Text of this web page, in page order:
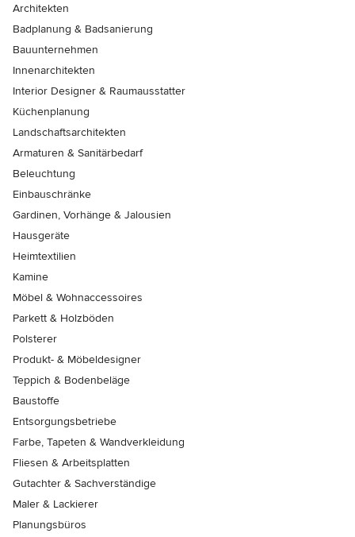
Architekten
Badplanung & Badsanierung
Bauunternehmen
Innenarchitekten
Interior Designer & Raumausstatter
Küchenplanung
Landschaftsarchitekten
Armaturen & Sanitärbedarf
Beleuchtung
Einbauschränke
Gardinen, Vorhänge & Jalousien
Hausgeräte
Heimtextilien
Kamine
Möbel & Wohnaccessoires
Parkett & Holzböden
Polsterer
Produkt- & Möbeldesigner
Teppich & Bodenbeläge
Baustoffe
Entsorgungsbetriebe
Farbe, Tapeten & Wandverkleidung
Fliesen & Arbeitsplatten
Gutachter & Sachverständige
Maler & Lackierer
Planungsbüros